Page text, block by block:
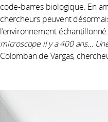
code-barres biologique. En
chercheurs peuvent
l’environnement
microscope il y a 400 ans…
Colomban de Vargas,